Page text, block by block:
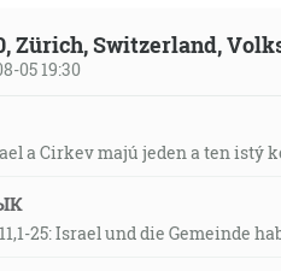
Zürich, Switzerland,
05 19:30
a Cirkev majú jeden a ten istý
25: Israel und die Gemeinde